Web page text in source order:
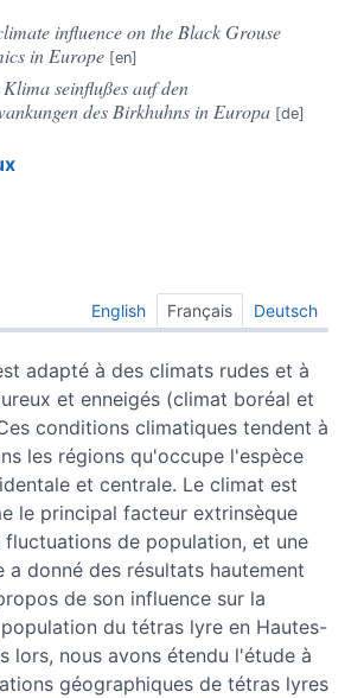
influence on the Black Grouse
in Europe
seinflußes auf den
des Birkhuhns in Europa
English Français Deutsch
adapté à des climats rudes et à
et enneigés (climat boréal et
conditions climatiques tendent à
les régions qu'occupe l'espèce
et centrale. Le climat est
le principal facteur extrinsèque
de population, et une
a donné des résultats hautement
de son influence sur la
du tétras lyre en Hautes-
lors, nous avons étendu l'étude à
géographiques de tétras lyres